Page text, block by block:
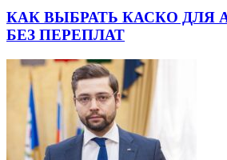
КАК ВЫБРАТЬ КАСКО ДЛЯ
БЕЗ ПЕРЕПЛАТ